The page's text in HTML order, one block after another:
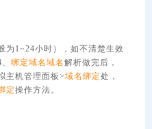
为1~24小时），如不清楚生效
绑定域名 域名 解析做完后，
主机管理面板>域名 绑定处，
定操作方法。